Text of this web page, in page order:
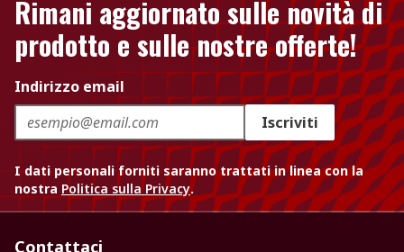
Rimani aggiornato sulle novità di
prodotto e sulle nostre offerte!
Indirizzo email
Iscriviti
I dati personali forniti saranno trattati in linea con la
nostra Politica sulla Privacy.
Contattaci